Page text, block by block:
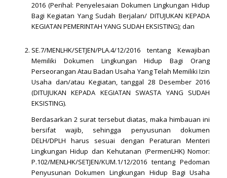
2016 (Perihal: Penyelesaian Dokumen Lingkungan Hidup
Bagi Kegiatan Yang Sudah Berjalan/ DITUJUKAN KEPADA
KEGIATAN PEMERINTAH YANG SUDAH EKSISTING); dan
SE.7/MENLHK/SETJEN/PLA.4/12/2016 tentang Kewajiban
Memiliki Dokumen Lingkungan Hidup Bagi Orang
Perseorangan Atau Badan Usaha Yang Telah Memiliki Izin
Usaha dan/atau Kegiatan, tanggal 28 Desember 2016
(DITUJUKAN KEPADA KEGIATAN SWASTA YANG SUDAH
EKSISTING).
Berdasarkan 2 surat tersebut diatas, maka himbauan ini
bersifat wajib, sehingga penyusunan dokumen
DELH/DPLH harus sesuai dengan Peraturan Menteri
Lingkungan Hidup dan Kehutanan (PermenLHK) Nomor:
P.102/MENLHK/SETJEN/KUM.1/12/2016 tentang Pedoman
Penyusunan Dokumen Lingkungan Hidup Bagi Usaha